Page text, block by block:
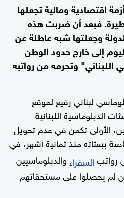
اقتصادية ومالية تجعلها
فبعد أن ضربت هذه
وجعلتها شبه عاطلة عن
إلى خارج حدود الوطن
وتحرمه من رواتبه
لبناني رفيع لموقع
الدبلوماسية اللبنانية
الأولى تكمن في عدم تحويل
ببعثاته منذ ثمانية أشهر، في
رواتبالسفراء والدبلوماسيين
لم يحصلوا على مستحقاتهم